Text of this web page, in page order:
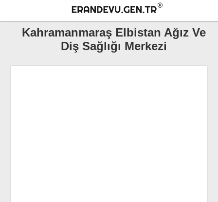
Kahramanmaraş Elbistan Ağız Ve
Diş Sağlığı Merkezi